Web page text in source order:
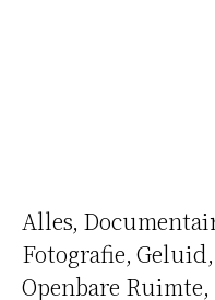
Alles
Fotografie Geluid
Openbare Ruimte